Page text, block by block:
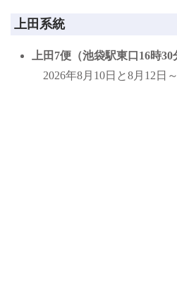
上田系統
上田7便（池袋駅東口16時30
2026年8月10日と8月12日